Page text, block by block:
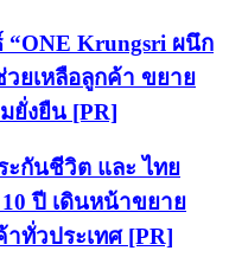
“ONE Krungsri ผนึก
ยเหลือลูกค้า ขยาย
ยั่งยืน [PR]
ะกันชีวิต และ ไทย
ปี เดินหน้าขยาย
ทั่วประเทศ [PR]